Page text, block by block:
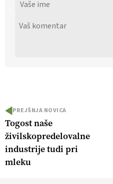
PREJŠNJA NOVICA
Togost naše
živilskopredelovalne
industrije tudi pri
mleku